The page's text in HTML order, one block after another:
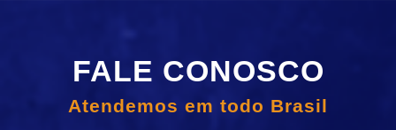
FALE CONOSCO
Atendemos em todo Brasil